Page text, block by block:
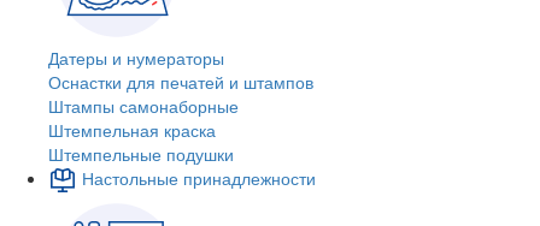
Датеры и нумераторы
Оснастки для печатей и штампов
Штампы самонаборные
Штемпельная краска
Штемпельные подушки
Настольные принадлежности